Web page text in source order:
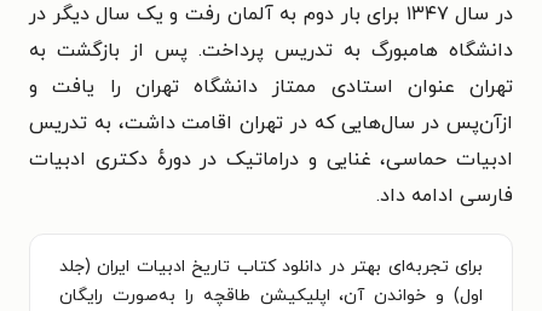
در سال ۱۳۴۷ برای بار دوم به آلمان رفت و یک سال دیگر در
دانشگاه هامبورگ به تدریس پرداخت. پس از بازگشت به
تهران عنوان استادی ممتاز دانشگاه تهران را یافت و
ازآن‌پس در سال‌هایی که در تهران اقامت داشت، به تدریس
ادبیات حماسی، غنایی و دراماتیک در دورهٔ دکتری ادبیات
فارسی ادامه داد.
برای تجربه‌ای بهتر در دانلود کتاب تاریخ ادبیات ایران (جلد
اول) و خواندن آن، اپلیکیشن طاقچه را به‌صورت رایگان